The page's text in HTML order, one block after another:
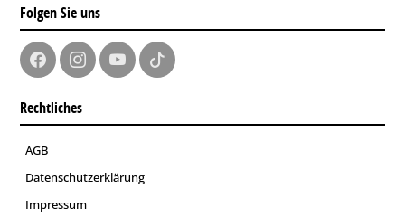
Folgen Sie uns
Rechtliches
AGB
Datenschutzerklärung
Impressum